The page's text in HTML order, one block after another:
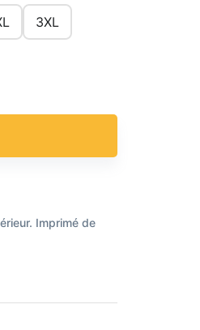
3XL
Imprimé de